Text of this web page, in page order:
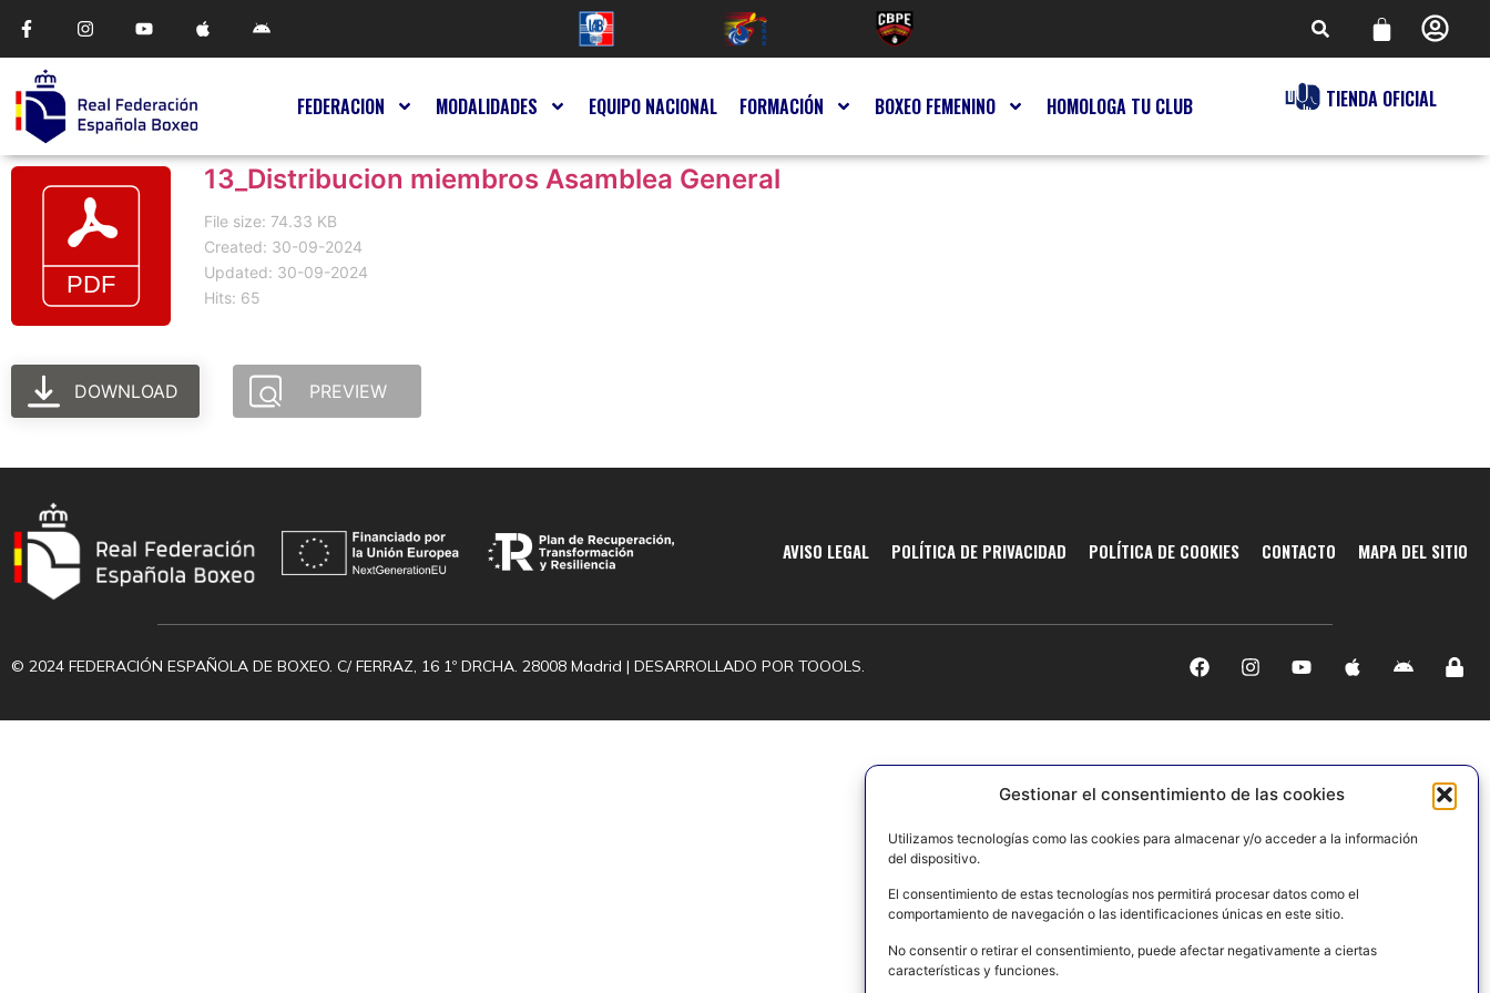
Gestionar el consentimiento de las cookies
Utilizamos tecnologías como las cookies para almacenar y/o acceder a la información
del dispositivo.
El consentimiento de estas tecnologías nos permitirá procesar datos como el
comportamiento de navegación o las identificaciones únicas en este sitio.
No consentir o retirar el consentimiento, puede afectar negativamente a ciertas
características y funciones.
FEDERACION MODALIDADES EQUIPO NACIONAL FORMACIÓN BOXEO FEMENINO HOMOLOGA TU CLUB TIENDA OFICIAL
13_Distribucion miembros Asamblea General
File size: 74.33 KB
Created: 30-09-2024
Updated: 30-09-2024
Hits: 65
DOWNLOAD PREVIEW
AVISO LEGAL POLÍTICA DE PRIVACIDAD POLÍTICA DE COOKIES CONTACTO MAPA DEL SITIO
© 2024 FEDERACIÓN ESPAÑOLA DE BOXEO. C/ FERRAZ, 16 1º DRCHA. 28008 Madrid | DESARROLLADO POR TOOOLS.